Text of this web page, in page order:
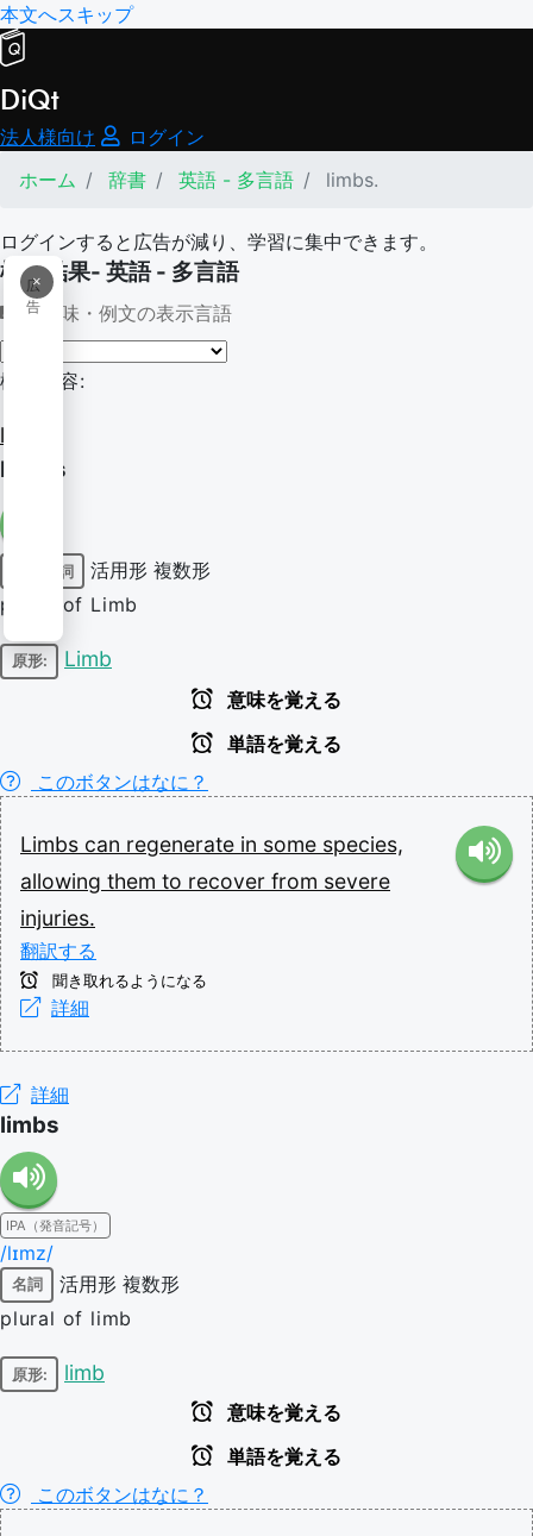
本文へスキップ
DiQt
法人様向け
ログイン
ホーム
辞書 英語 - 多言語 limbs.
ログインすると広告が減り、学習に集中できます。
×
広
告
検索結果- 英語 - 多言語
意味・例文の表示言語
検索内容:
limbs.
Limbs
固有名詞 活用形 複数形
plural of Limb
原形: Limb
意味を覚える
単語を覚える
このボタンはなに？
Limbs can regenerate in some species,
allowing them to recover from severe
injuries.
翻訳する
聞き取れるようになる
詳細
詳細
limbs
IPA（発音記号）
/lɪmz/
名詞 活用形 複数形
plural of limb
原形: limb
意味を覚える
単語を覚える
このボタンはなに？